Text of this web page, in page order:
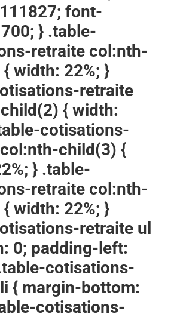
font-
} .table-
retraite col:nth-
width: 22%; }
retraite
{ width:
cotisations-
child(3) {
} .table-
retraite col:nth-
width: 22%; }
retraite ul
0; padding-left:
cotisations-
{ margin-bottom:
cotisations-